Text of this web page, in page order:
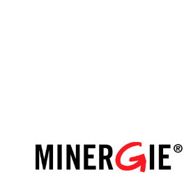
AAAAAAAAAAAAAA